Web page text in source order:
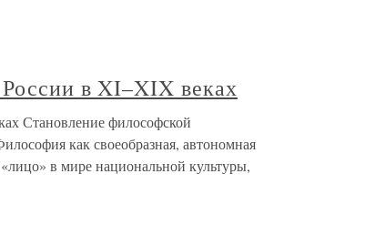
в XI–XIX веках
Становление философской
как своеобразная, автономная
в мире национальной культуры,